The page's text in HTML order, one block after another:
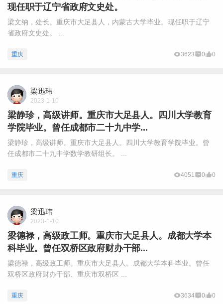
现任职于辽宁省政府文史处。
梁文纳，处长。重庆市大足县人，内蒙古大学毕业。现任职于辽宁
省政府文史处。 ...
重庆 3623 0 0
梁迅玮
2023-1-10
梁静珍，高级讲师。重庆市大足县人。四川大学教育
学院毕业。曾任成都市二十九中学...
梁静珍，高级讲师。重庆市大足县人。四川大学教育学院毕业。曾
任成都市二十九中学数学教研组长。 ...
重庆 4051 0 0
梁迅玮
2023-1-10
梁德禄，高级政工师。重庆市大足县人。成都大学本
科毕业。曾任双桥区政府财办干部...
梁德禄，高级政工师。重庆市大足县人。成都大学本科毕业。曾任
双桥区政府财办干部、重庆市双桥区 ...
重庆 3634 0 0